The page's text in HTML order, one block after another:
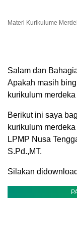
Materi Kurikulume
Salam dan
Apakah masih
kurikulum merdeka
Berikut ini saya
kurikulum
LPMP Nusa
S.Pd.,MT.
Silakan